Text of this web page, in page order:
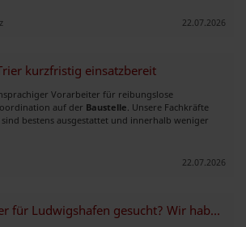
22.07.2026
kurzfristig einsatzbereit
Vorarbeiter für reibungslose
auf der Baustelle. Unsere Fachkräfte
bestens ausgestattet und innerhalb weniger
22.07.2026
Maler & Tapezierer für Ludwigshafen gesucht? Wir haben die Teams!